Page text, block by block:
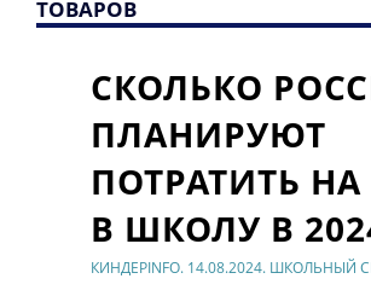
ТОВАРОВ
СКОЛЬКО
ПЛАНИРУЮТ
ПОТРАТИТЬ
В ШКОЛУ В
КИНДЕРINFO. 14.08.2024. ШКОЛЬНЫЙ